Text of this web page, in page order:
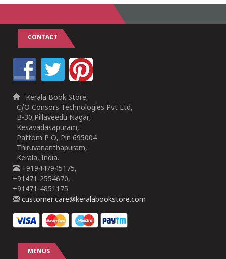
CONTACT
Kerala Book Store,
C/O Consors Technologies Pvt Ltd,
B-30,Pillaveedu Nagar,
Kesavadasapuram,
Pattom P O, Pin 695004
Thiruvananthapuram,
Kerala, India.
+919447945175,
+91471-2554670,
+91471-4851175
customer.care@keralabookstore.com
MENUS